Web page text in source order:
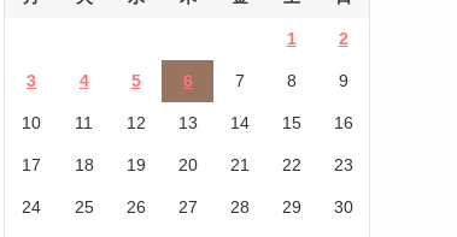
1 2
3 4 5 6 7 8 9
10 11 12 13 14 15 16
17 18 19 20 21 22 23
24 25 26 27 28 29 30